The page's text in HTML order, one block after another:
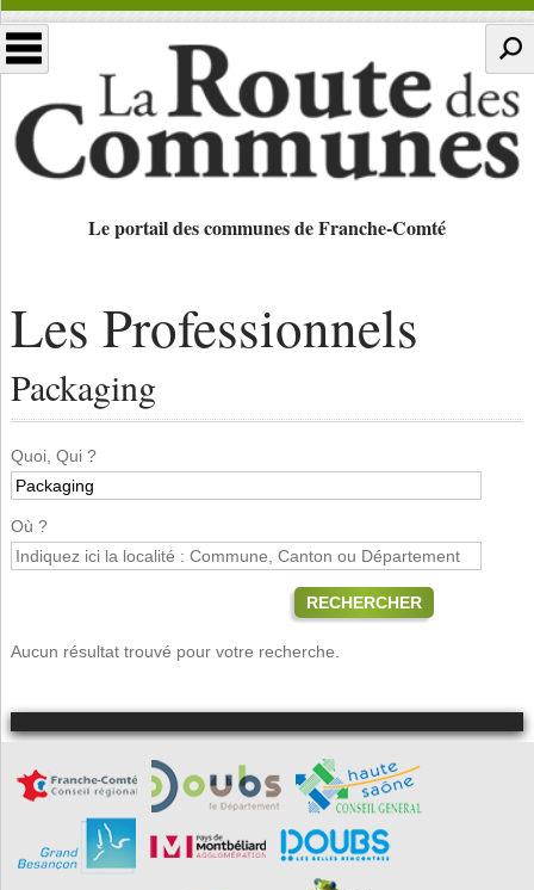
Le portail des communes de Franche-Comté
Les Professionnels
Packaging
Quoi, Qui ?
Où ?
RECHERCHER
Aucun résultat trouvé pour votre recherche.